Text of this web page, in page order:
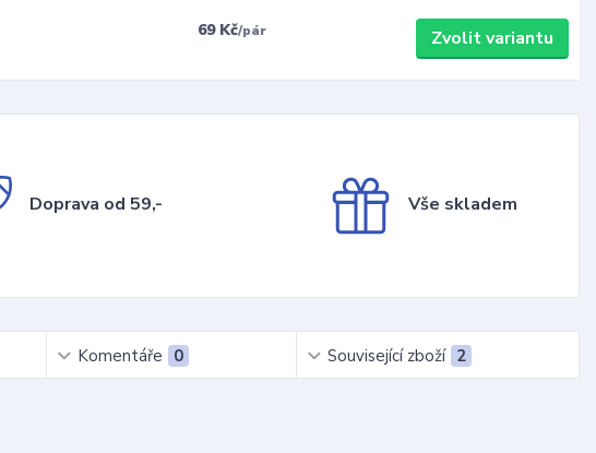
69 Kč/pár Zvolit variantu
Doprava od 59,- Vše skladem
Komentáře 0 Související zboží 2